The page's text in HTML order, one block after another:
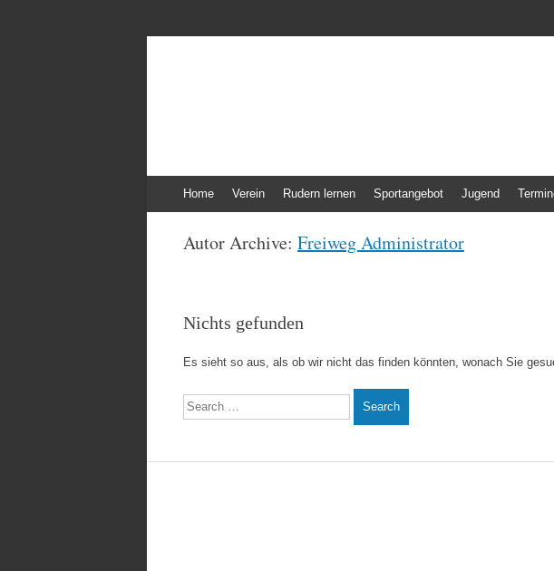
Inhalt
Home Verein Rudern lernen Sportangebot Jugend
Autor Archive: Freiweg Administrator
Nichts gefunden
Es sieht so aus, als ob wir nicht das finden könnten, wonach Sie
Search